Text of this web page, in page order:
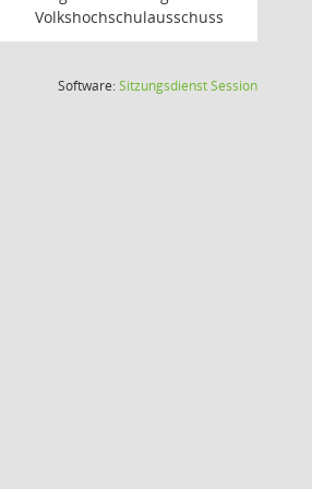
Volkshochschulausschuss
Software:SitzungsdienstSession(Wird in